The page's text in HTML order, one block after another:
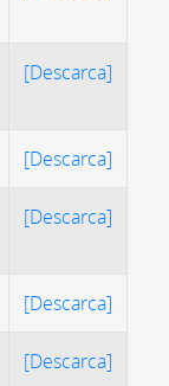
[Descarca]
[Descarca]
[Descarca]
[Descarca]
[Descarca]